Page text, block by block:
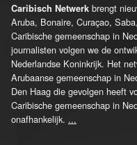
Caribisch Netwerk brengt
Aruba, Bonaire, Curaçao,
Caribische gemeenschap in
journalisten volgen we de
Nederlandse Koninkrijk. Het
Arubaanse gemeenschap in
Den Haag die gevolgen heeft
Caribische gemeenschap in
onafhankelijk. ...